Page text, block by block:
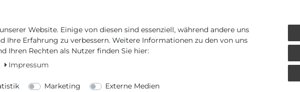
Website. Einige von diesen sind essenziell, während andere uns
Ihre Erfahrung zu verbessern. Weitere Informationen zu den von uns
Ihren Rechten als Nutzer finden Sie hier:
Impressum
Marketing
Externe Medien